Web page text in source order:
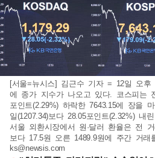
[서울=뉴시스] 김근수 기자 = 12일 오
에 종가 지수가 나오고 있다. 코스피는
포인트(2.29%) 하락한 7643.15에 장을
일(1207.34)보다 28.05포인트(2.32%) 내
서울 외환시장에서 원·달러 환율은 전
보다 17.5원 오른 1489.9원에 주간 거래
ks@newsis.com